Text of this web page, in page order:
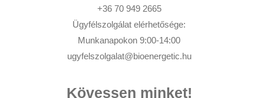
+36 70 949 2665
Ügyfélszolgálat elérhetősége:
Munkanapokon 9:00-14:00
ugyfelszolgalat@bioenergetic.hu
Kövessen minket!